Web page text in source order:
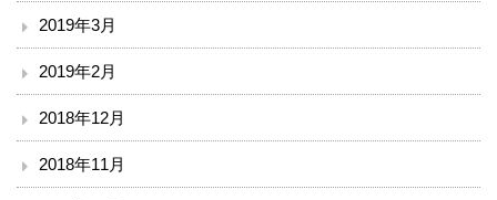
2019年3月
2019年2月
2018年12月
2018年11月